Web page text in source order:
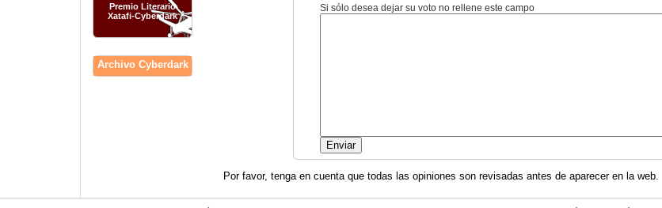
Premio Literario
Xatafi-Cyberdark
Archivo Cyberdark
Si sólo desea dejar su voto no rellene este campo
Por favor, tenga en cuenta que todas las opiniones son revisadas antes de aparecer en la web.